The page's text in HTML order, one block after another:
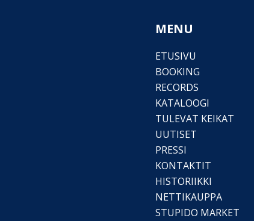
MENU
ETUSIVU
BOOKING
RECORDS
KATALOOGI
TULEVAT KEIKAT
UUTISET
PRESSI
KONTAKTIT
HISTORIIKKI
NETTIKAUPPA
STUPIDO MARKET